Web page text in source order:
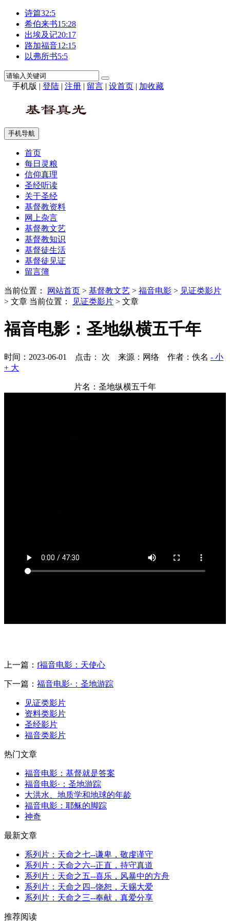
诗篇32:5
希伯来书15:28
出埃及记20:17
路加福音12:15
以弗所书5:5
手机版 | 登陆 | 注册 | 留言 | 设首页 | 加收藏
手机导航
首页
每日灵粮
信仰真理
圣经听读
关于圣经
基督教资料
网上杂言
基督教文艺
基督教知识
基督徒生活
基督徒见证
留言簿
当前位置： 网站首页 > 基督教文艺 > 福音电影 > 见证类影片
> 文章 当前位置： 见证类影片 > 文章
福音电影：圣地纵横五千年
时间：2023-06-01 点击： 次 来源：网络 作者：佚名 - 小
+ 大
片名：圣地纵横五千年
上一篇： f福音电影：天使心
下一篇： 福音电影·：圣地游踪
见证类影片
资料类影片
圣经影片
福音类影片
热门文章
福音电影：基督就是答案
福音电影·：圣地游踪
大洪水、地质学和地球的年龄
福音电影：耶稣的脚踪
神奇
最新文章
系列片：天命之七--谦卑，敬虔谨守
系列片：天命之六--正直，持守真道
系列片：天命之五--喜乐，风暴中的方舟
系列片：天命之四--饶恕，天赐大爱
系列片：天命之三--奉献，真爱分享
推荐阅读